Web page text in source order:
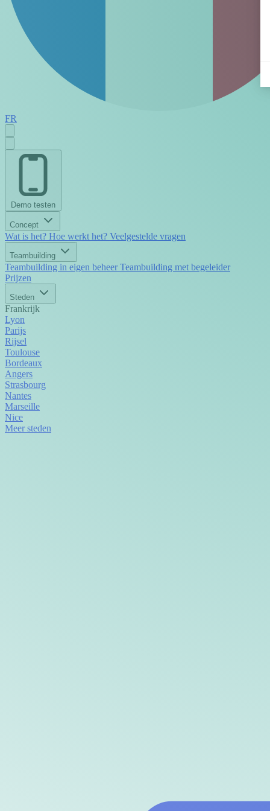
FR
Demo testen
Concept
Wat is het? Hoe werkt het? Veelgestelde vragen
Teambuilding
Teambuilding in eigen beheer Teambuilding met begeleider
Prijzen
Steden
Frankrijk
Lyon
Parijs
Rijsel
Toulouse
Bordeaux
Angers
Strasbourg
Nantes
Marseille
Nice
Meer steden